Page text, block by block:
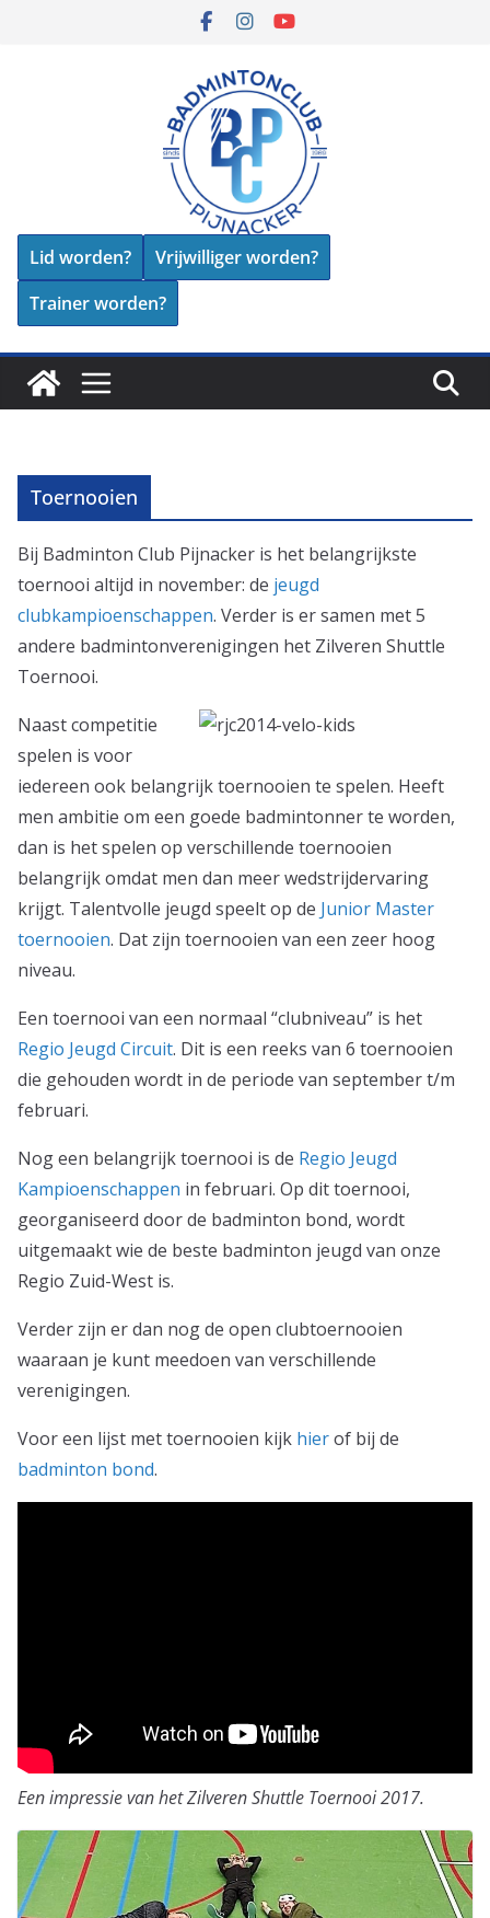
Lid worden?
Vrijwilliger worden?
Trainer worden?
Toernooien
Bij Badminton Club Pijnacker is het belangrijkste
toernooi altijd in november: de jeugd
clubkampioenschappen. Verder is er samen met 5
andere badmintonverenigingen het Zilveren Shuttle
Toernooi.
Naast competitie
spelen is voor
iedereen ook belangrijk toernooien te spelen. Heeft
men ambitie om een goede badmintonner te worden,
dan is het spelen op verschillende toernooien
belangrijk omdat men dan meer wedstrijdervaring
krijgt. Talentvolle jeugd speelt op de Junior Master
toernooien. Dat zijn toernooien van een zeer hoog
niveau.
Een toernooi van een normaal “clubniveau” is het
Regio Jeugd Circuit. Dit is een reeks van 6 toernooien
die gehouden wordt in de periode van september t/m
februari.
Nog een belangrijk toernooi is de Regio Jeugd
Kampioenschappen in februari. Op dit toernooi,
georganiseerd door de badminton bond, wordt
uitgemaakt wie de beste badminton jeugd van onze
Regio Zuid-West is.
Verder zijn er dan nog de open clubtoernooien
waaraan je kunt meedoen van verschillende
verenigingen.
Voor een lijst met toernooien kijk hierof bij de
badminton bond.
Een impressie van het Zilveren Shuttle Toernooi 2017.